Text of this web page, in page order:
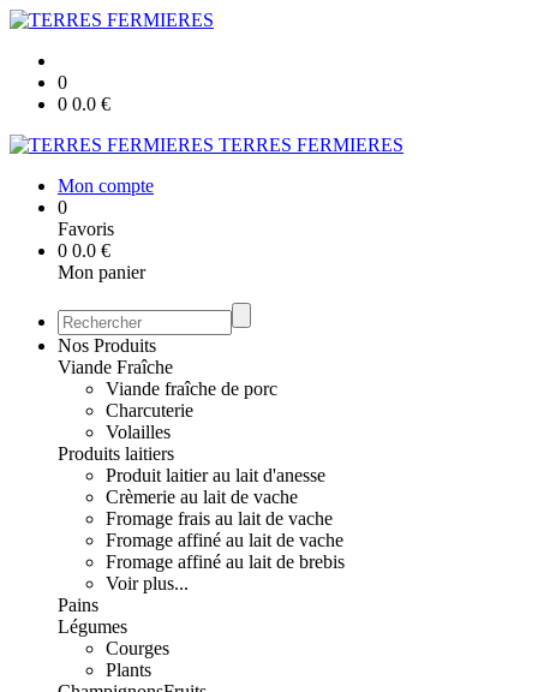
0
0 0.0 €
TERRES FERMIERES
Mon compte
0
Favoris
0 0.0 €
Mon panier
Nos Produits
Viande Fraîche
Viande fraîche de porc
Charcuterie
Volailles
Produits laitiers
Produit laitier au lait d'anesse
Crèmerie au lait de vache
Fromage frais au lait de vache
Fromage affiné au lait de vache
Fromage affiné au lait de brebis
Voir plus...
Pains
Légumes
Courges
Plants